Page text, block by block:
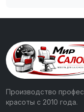
Производство
красоты с 2010 года.